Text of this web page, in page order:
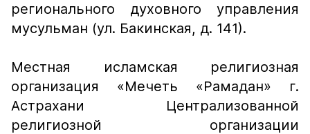
регионального духовного управления
мусульман (ул. Бакинская, д. 141).
Местная исламская религиозная
организация «Мечеть «Рамадан» г.
Астрахани Централизованной
религиозной организации